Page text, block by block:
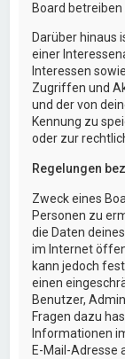
Board
Darüber hinaus
einer
Interessen
Zugriffen und
und der von
Kennung zu
oder zur
Regelungen
Zweck eines
Personen zu
die Daten
im Internet
kann jedoch
einen
Benutzer,
Fragen dazu
Informationen
E-Mail-Adresse